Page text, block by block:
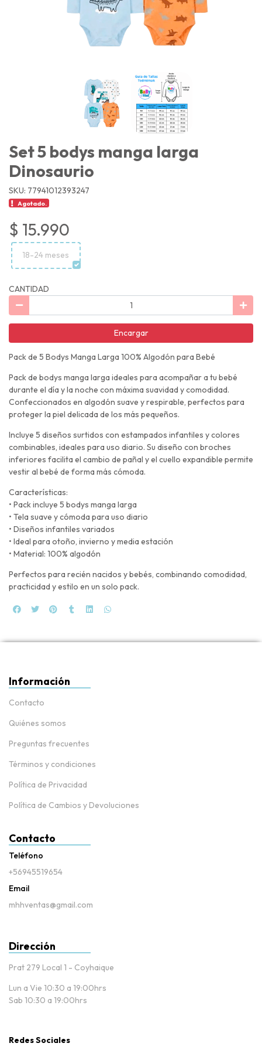
Set 5 bodys manga larga
Dinosaurio
SKU: 77941012393247
Agotado.
$ 15.990
18-24 meses
CANTIDAD
Encargar
Pack de 5 Bodys Manga Larga 100% Algodón para Bebé
Pack de bodys manga larga ideales para acompañar a tu bebé
durante el día y la noche con máxima suavidad y comodidad.
Confeccionados en algodón suave y respirable, perfectos para
proteger la piel delicada de los más pequeños.
Incluye 5 diseños surtidos con estampados infantiles y colores
combinables, ideales para uso diario. Su diseño con broches
inferiores facilita el cambio de pañal y el cuello expandible permite
vestir al bebé de forma más cómoda.
Características:
• Pack incluye 5 bodys manga larga
• Tela suave y cómoda para uso diario
• Diseños infantiles variados
• Ideal para otoño, invierno y media estación
• Material: 100% algodón
Perfectos para recién nacidos y bebés, combinando comodidad,
practicidad y estilo en un solo pack.
Información
Contacto
Quiénes somos
Preguntas frecuentes
Términos y condiciones
Política de Privacidad
Política de Cambios y Devoluciones
Contacto
Teléfono
+56945519654
Email
mhhventas@gmail.com
Dirección
Prat 279 Local 1 - Coyhaique
Lun a Vie 10:30 a 19:00hrs
Sab 10:30 a 19:00hrs
Redes Sociales